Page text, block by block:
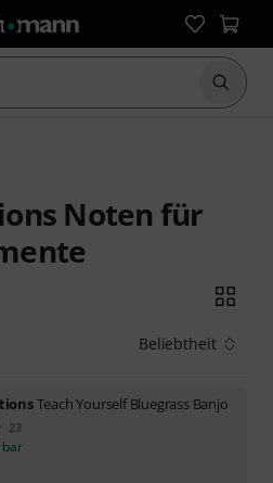
Suche
Noten für
Beliebtheit
Teach Yourself Bluegrass Banjo
23